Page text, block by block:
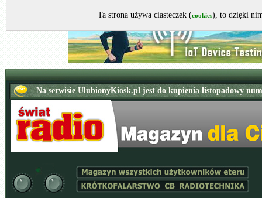
Ta strona używa ciasteczek (cookies), to dzięki